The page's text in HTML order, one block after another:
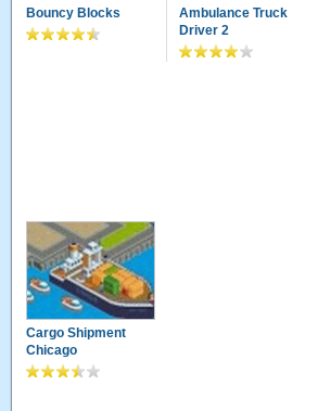
Bouncy Blocks
Ambulance Truck
Driver 2
Cargo Shipment
Chicago